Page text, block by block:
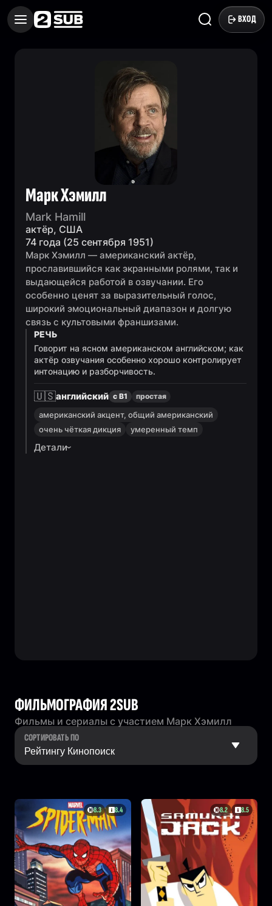
ВХОД
Марк Хэмилл
Mark Hamill
актёр, США
74 года (25 сентября 1951)
Марк Хэмилл — американский актёр,
прославившийся как экранными ролями, так и
выдающейся работой в озвучании. Его
особенно ценят за выразительный голос,
широкий эмоциональный диапазон и долгую
связь с культовыми франшизами.
РЕЧЬ
Говорит на ясном американском английском; как
актёр озвучания особенно хорошо контролирует
интонацию и разборчивость.
🇺🇸английский с B1 простая
американский акцент, общий американский
очень чёткая дикция
умеренный темп
Детали
ФИЛЬМОГРАФИЯ 2SUB
Фильмы и сериалы с участием Марк Хэмилл
СОРТИРОВАТЬ ПО
8.3 8.4 8.2 8.5